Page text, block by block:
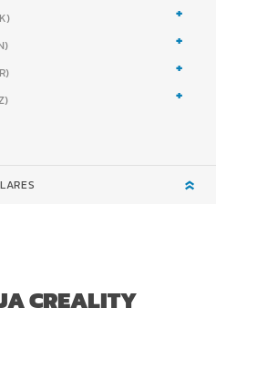
+
+
+
+
CREALITY